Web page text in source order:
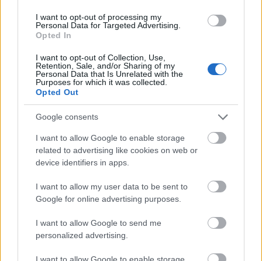
I want to opt-out of processing my
Personal Data for Targeted Advertising.
Opted In
I want to opt-out of Collection, Use,
Retention, Sale, and/or Sharing of my
Personal Data that Is Unrelated with the
Purposes for which it was collected.
Opted Out
Google consents
I want to allow Google to enable storage
related to advertising like cookies on web or
device identifiers in apps.
I want to allow my user data to be sent to
Google for online advertising purposes.
I want to allow Google to send me
personalized advertising.
I want to allow Google to enable storage
(mérete miatt az objektív csak a belső rész egy kis